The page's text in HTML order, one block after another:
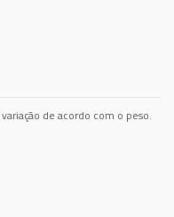
de acordo com o peso.